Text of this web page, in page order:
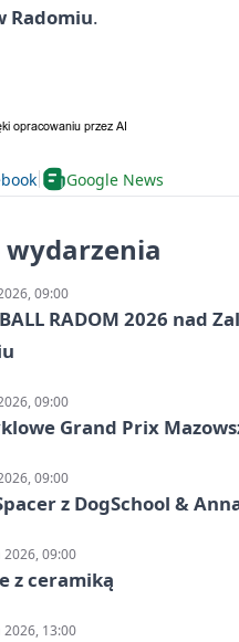
Radomiu.
Google News
wydarzenia
09:00
BALL RADOM 2026 nad
09:00
Grand Prix
09:00
z DogSchool &
09:00
z ceramiką
13:00